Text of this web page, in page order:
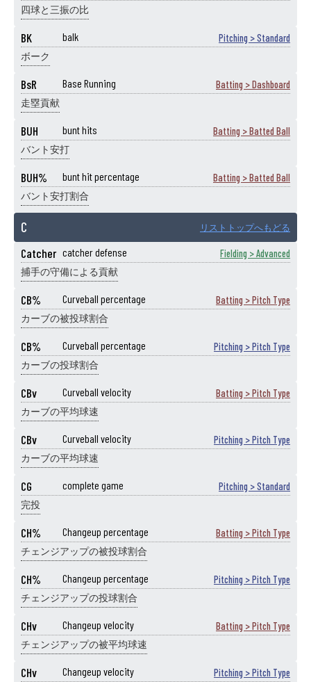
四球と三振の比
BK balk Pitching > Standard
ボーク
BsR Base Running Batting > Dashboard
走塁貢献
BUH bunt hits Batting > Batted Ball
バント安打
BUH% bunt hit percentage Batting > Batted Ball
バント安打割合
C リストトップへもどる
Catcher catcher defense Fielding > Advanced
捕手の守備による貢献
CB% Curveball percentage Batting > Pitch Type
カーブの被投球割合
CB% Curveball percentage Pitching > Pitch Type
カーブの投球割合
CBv Curveball velocity Batting > Pitch Type
カーブの平均球速
CBv Curveball velocity Pitching > Pitch Type
カーブの平均球速
CG complete game Pitching > Standard
完投
CH% Changeup percentage Batting > Pitch Type
チェンジアップの被投球割合
CH% Changeup percentage Pitching > Pitch Type
チェンジアップの投球割合
CHv Changeup velocity Batting > Pitch Type
チェンジアップの被平均球速
CHv Changeup velocity Pitching > Pitch Type